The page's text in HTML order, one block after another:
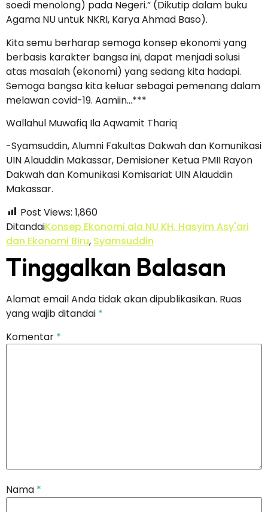
soedi menolong) pada Negeri.” (Dikutip dalam buku
Agama NU untuk NKRI, Karya Ahmad Baso).
Kita semu berharap semoga konsep ekonomi yang
berbasis karakter bangsa ini, dapat menjadi solusi
atas masalah (ekonomi) yang sedang kita hadapi.
Semoga bangsa kita keluar sebagai pemenang dalam
melawan covid-19. Aamiin…***
Wallahul Muwafiq Ila Aqwamit Thariq
-Syamsuddin, Alumni Fakultas Dakwah dan Komunikasi
UIN Alauddin Makassar, Demisioner Ketua PMII Rayon
Dakwah dan Komunikasi Komisariat UIN Alauddin
Makassar.
Post Views: 1,860
DitandaiKonsep Ekonomi ala NU KH. Hasyim Asy'ari
dan Ekonomi Biru, Syamsuddin
Tinggalkan Balasan
Alamat email Anda tidak akan dipublikasikan. Ruas
yang wajib ditandai *
Komentar *
Nama *